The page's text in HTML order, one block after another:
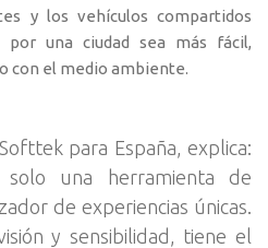
y los vehículos compartidos
por una ciudad sea más fácil,
con el medio ambiente.
para España, explica:
una herramienta de
de experiencias únicas.
y sensibilidad, tiene el